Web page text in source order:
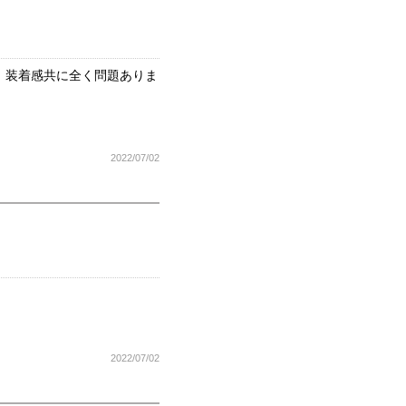
着感共に全く問題ありま
2022/07/02
2022/07/02